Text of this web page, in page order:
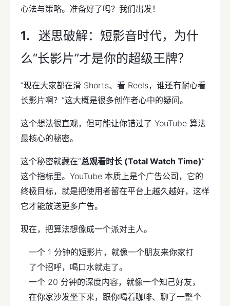
心法与策略。准备好了吗？我们出发！
迷思破解：短影音时代，为什
么“长影片”才是你的超级王牌？
“现在大家都在滑 Shorts、看 Reels，谁还有耐心看
长影片啊？”这大概是很多创作者心中的疑问。
这个想法很直观，但可能让你错过了 YouTube 算法
最核心的秘密。
这个秘密就藏在“总观看时长 (Total Watch Time)”
这个指标里。YouTube 本质上是个广告公司，它的
终极目标，就是把使用者留在平台上越久越好，这样
它才能放送更多广告。
现在，把算法想像成一个派对主人。
一个 1 分钟的短影片，就像一个朋友来你家打
了个招呼，喝口水就走了。
一个 20 分钟的深度内容，就像一个知己好友，
在你家沙发坐下来，跟你喝着咖啡、聊了一整个